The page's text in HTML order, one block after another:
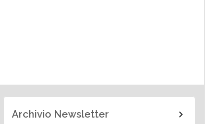
Archivio Newsletter